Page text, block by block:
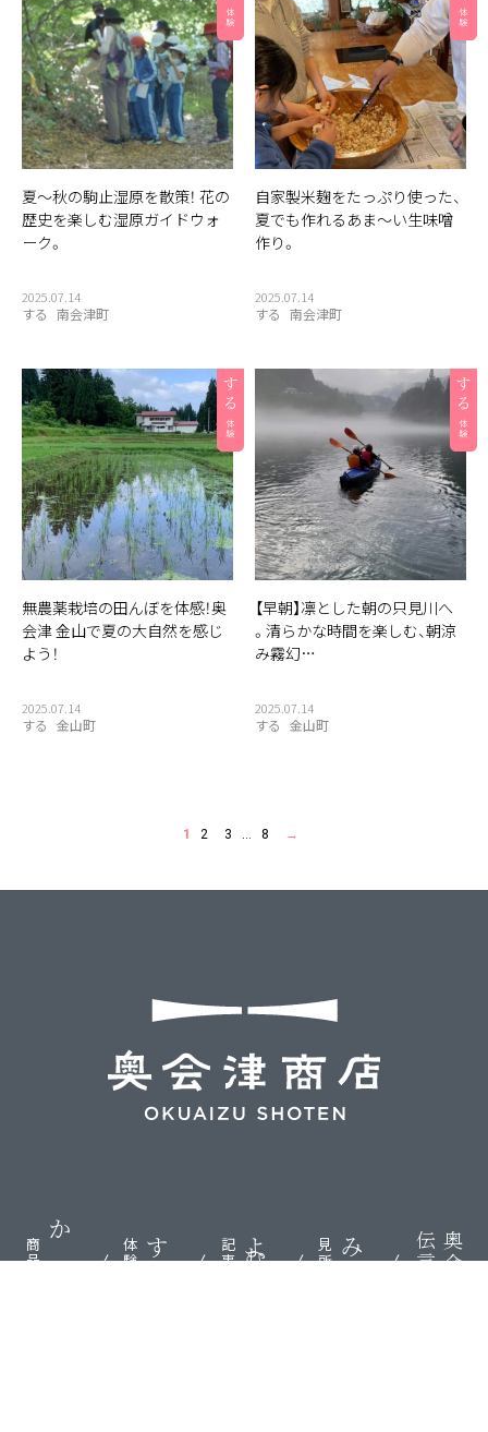
夏〜秋の駒止湿原を散策！ 花の
歴史を楽しむ湿原ガイドウォ
ーク。
2025.07.14
する 南会津町
自家製米麹をたっぷり使った、
夏でも作れるあま〜い生味噌
作り。
2025.07.14
する 南会津町
無農薬栽培の田んぼを体感！奥
会津 金山で夏の大自然を感じ
よう！
2025.07.14
する 金山町
【早朝】凛とした朝の只見川へ
。清らかな時間を楽しむ、朝涼
み霧幻…
2025.07.14
する 金山町
1 2 3 8 →
かう
商品 する
体験 よむ
記事 みる
見所 奥会津
伝言板